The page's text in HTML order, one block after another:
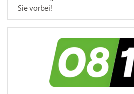
Sie vorbei!